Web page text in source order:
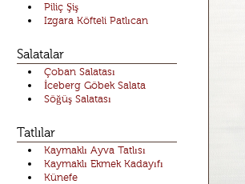
Piliç Şiş
Izgara Köfteli Patlıcan
Salatalar
Çoban Salatası
İceberg Göbek Salata
Söğüş Salatası
Tatlılar
Kaymaklı Ayva Tatlısı
Kaymaklı Ekmek Kadayıfı
Künefe